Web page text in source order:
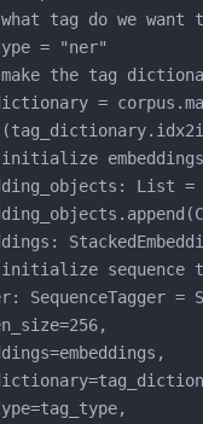
tag do we want
= "ner"
the tag
=
embeddings
List
sequence
SequenceTagger =